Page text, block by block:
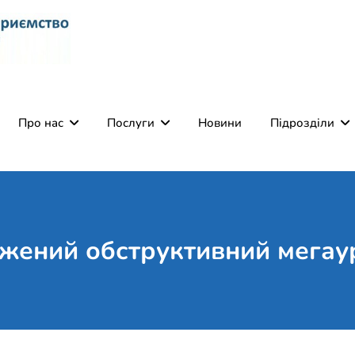
Про нас Послуги Новини Підрозділи
обструктивний